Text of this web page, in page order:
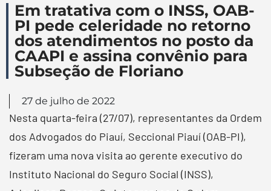
Em tratativa com o INSS, OAB-
PI pede celeridade no retorno
dos atendimentos no posto da
CAAPI e assina convênio para
Subseção de Floriano
27 de julho de 2022
Nesta quarta-feira (27/07), representantes da Ordem
dos Advogados do Piauí, Seccional Piauí (OAB-PI),
fizeram uma nova visita ao gerente executivo do
Instituto Nacional do Seguro Social (INSS),